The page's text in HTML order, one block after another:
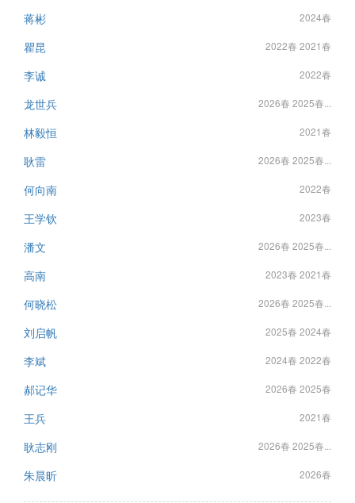
蒋彬 2024春
瞿昆 2022春 2021春
李诚 2022春
龙世兵 2026春 2025春...
林毅恒 2021春
耿雷 2026春 2025春...
何向南 2022春
王学钦 2023春
潘文 2026春 2025春...
高南 2023春 2021春
何晓松 2026春 2025春...
刘启帆 2025春 2024春
李斌 2024春 2022春
郝记华 2026春 2025春
王兵 2021春
耿志刚 2026春 2025春...
朱晨昕 2026春